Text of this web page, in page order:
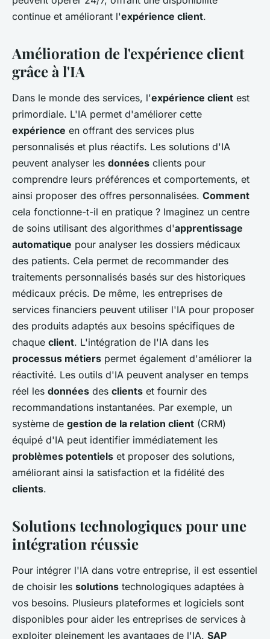
continue et améliorant l'expérience client.
Amélioration de l'expérience client
grâce à l'IA
Dans le monde des services, l'expérience client est
primordiale. L'IA permet d'améliorer cette
expérience en offrant des services plus
personnalisés et plus réactifs. Les solutions d'IA
peuvent analyser les données clients pour
comprendre leurs préférences et comportements, et
ainsi proposer des offres personnalisées. Comment
cela fonctionne-t-il en pratique ? Imaginez un centre
de soins utilisant des algorithmes d'apprentissage
automatique pour analyser les dossiers médicaux
des patients. Cela permet de recommander des
traitements personnalisés basés sur des historiques
médicaux précis. De même, les entreprises de
services financiers peuvent utiliser l'IA pour proposer
des produits adaptés aux besoins spécifiques de
chaque client. L'intégration de l'IA dans les
processus métiers permet également d'améliorer la
réactivité. Les outils d'IA peuvent analyser en temps
réel les données des clients et fournir des
recommandations instantanées. Par exemple, un
système de gestion de la relation client (CRM)
équipé d'IA peut identifier immédiatement les
problèmes potentiels et proposer des solutions,
améliorant ainsi la satisfaction et la fidélité des
clients.
Solutions technologiques pour une
intégration réussie
Pour intégrer l'IA dans votre entreprise, il est essentiel
de choisir les solutions technologiques adaptées à
vos besoins. Plusieurs plateformes et logiciels sont
disponibles pour aider les entreprises de services à
exploiter pleinement les avantages de l'IA. SAP